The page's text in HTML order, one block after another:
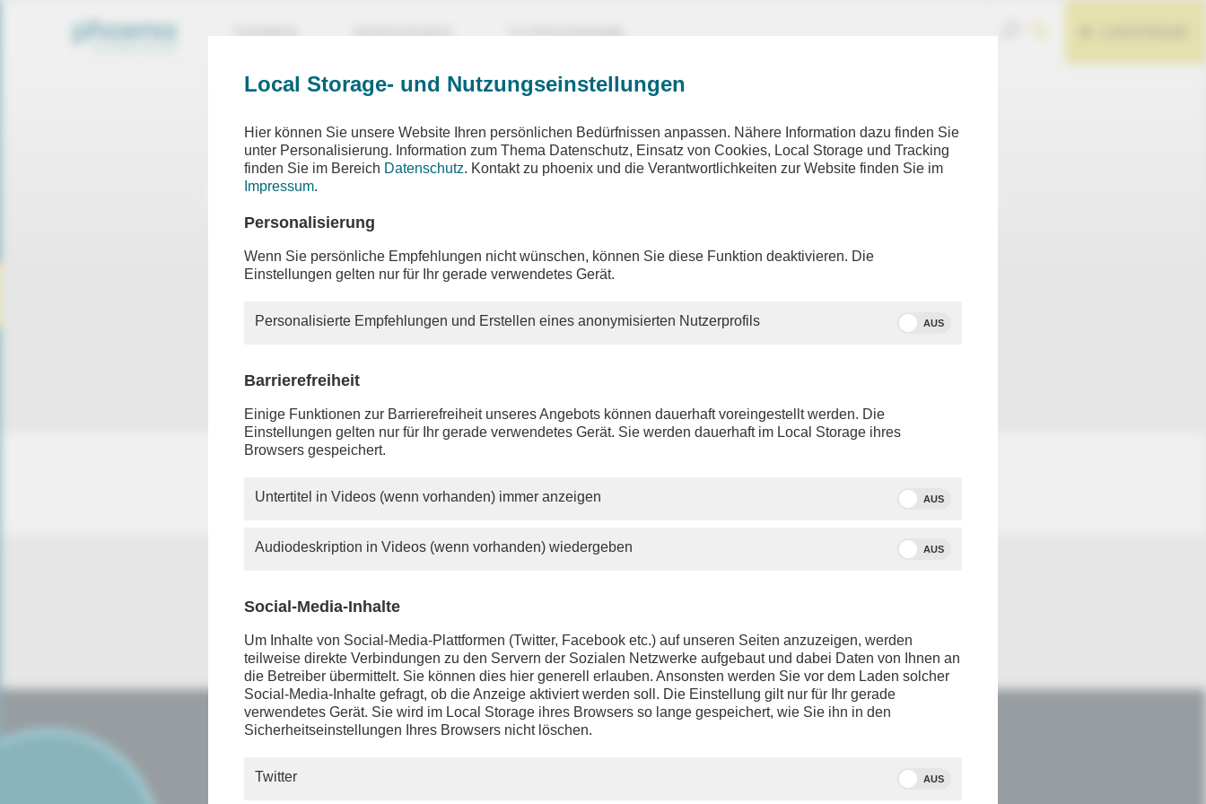
THEMEN SENDUNGEN TV-PROGRAMM
Teilen
Youtube
Facebook
Local Storage- und Nutzungseinstellungen
Hier können Sie unsere Website Ihren persönlichen Bedürfnissen anpassen. Nähere Information dazu finden Sie
unter Personalisierung. Information zum Thema Datenschutz, Einsatz von Cookies, Local Storage und Tracking
finden Sie im Bereich Datenschutz. Kontakt zu phoenix und die Verantwortlichkeiten zur Website finden Sie im
Impressum.
Personalisierung
Wenn Sie persönliche Empfehlungen nicht wünschen, können Sie diese Funktion deaktivieren. Die
Einstellungen gelten nur für Ihr gerade verwendetes Gerät.
Personalisierte Empfehlungen und Erstellen eines anonymisierten Nutzerprofils AUS
Barrierefreiheit
Einige Funktionen zur Barrierefreiheit unseres Angebots können dauerhaft voreingestellt werden. Die
Einstellungen gelten nur für Ihr gerade verwendetes Gerät. Sie werden dauerhaft im Local Storage ihres
Browsers gespeichert.
Untertitel in Videos (wenn vorhanden) immer anzeigen AUS
Audiodeskription in Videos (wenn vorhanden) wiedergeben AUS
Social-Media-Inhalte
Um Inhalte von Social-Media-Plattformen (Twitter, Facebook etc.) auf unseren Seiten anzuzeigen, werden
teilweise direkte Verbindungen zu den Servern der Sozialen Netzwerke aufgebaut und dabei Daten von Ihnen an
die Betreiber übermittelt. Sie können dies hier generell erlauben. Ansonsten werden Sie vor dem Laden solcher
Social-Media-Inhalte gefragt, ob die Anzeige aktiviert werden soll. Die Einstellung gilt nur für Ihr gerade
verwendetes Gerät. Sie wird im Local Storage ihres Browsers so lange gespeichert, wie Sie ihn in den
Sicherheitseinstellungen Ihres Browsers nicht löschen.
Twitter AUS